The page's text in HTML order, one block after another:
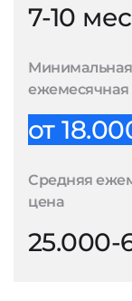
7-10 мес
Минимальная
ежемесячная
от
Средняя
цена
25.000-